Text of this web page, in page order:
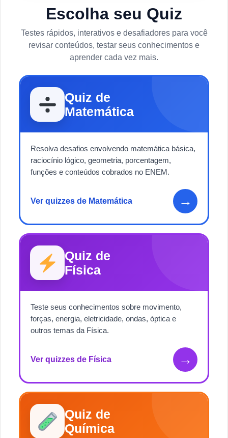
Escolha seu Quiz
Testes rápidos, interativos e desafiadores para você
revisar conteúdos, testar seus conhecimentos e
aprender cada vez mais.
Quiz de
Matemática
Resolva desafios envolvendo matemática básica,
raciocínio lógico, geometria, porcentagem,
funções e conteúdos cobrados no ENEM.
Ver quizzes de Matemática →
Quiz de
Física
Teste seus conhecimentos sobre movimento,
forças, energia, eletricidade, ondas, óptica e
outros temas da Física.
Ver quizzes de Física →
Quiz de
Química